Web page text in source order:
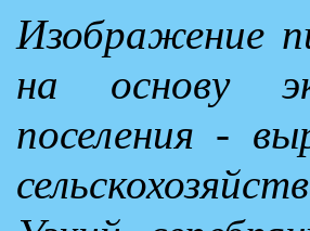
Изображение
на основу
поселения -